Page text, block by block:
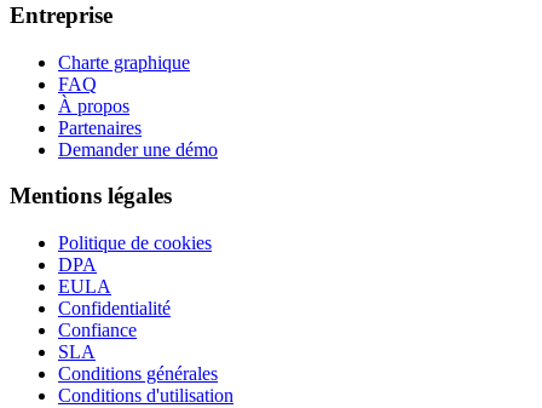
Entreprise
Charte graphique
FAQ
À propos
Partenaires
Demander une démo
Mentions légales
Politique de cookies
DPA
EULA
Confidentialité
Confiance
SLA
Conditions générales
Conditions d'utilisation